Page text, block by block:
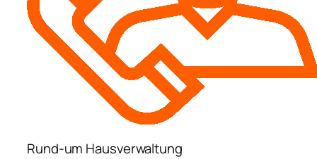
Rund-um Hausverwaltung